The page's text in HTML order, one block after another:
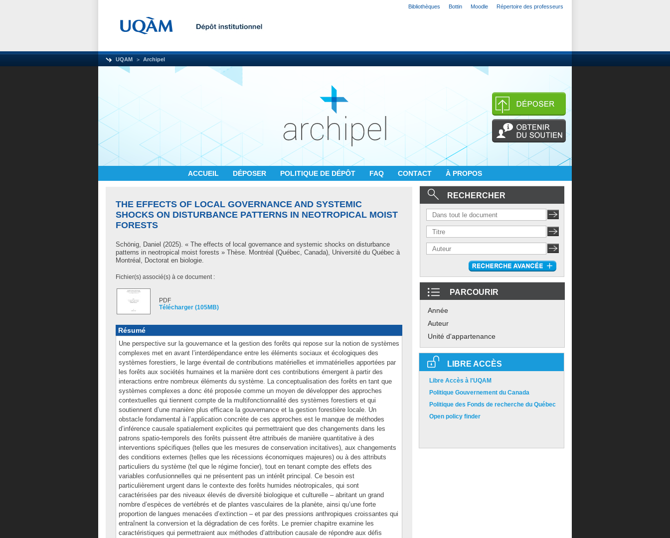
Bibliothèques Bottin Moodle Répertoire des professeurs
UQAM Archipel
ACCUEIL DÉPOSER POLITIQUE DE DÉPÔT FAQ CONTACT À PROPOS
THE EFFECTS OF LOCAL GOVERNANCE AND SYSTEMIC
SHOCKS ON DISTURBANCE PATTERNS IN NEOTROPICAL MOIST
FORESTS
Schönig, Daniel (2025). « The effects of local governance and systemic shocks on disturbance
patterns in neotropical moist forests » Thèse. Montréal (Québec, Canada), Université du Québec à
Montréal, Doctorat en biologie.
Fichier(s) associé(s) à ce document :
PDF
Télécharger (105MB)
Résumé
Une perspective sur la gouvernance et la gestion des forêts qui repose sur la notion de systèmes
complexes met en avant l’interdépendance entre les éléments sociaux et écologiques des
systèmes forestiers, le large éventail de contributions matérielles et immatérielles apportées par
les forêts aux sociétés humaines et la manière dont ces contributions émergent à partir des
interactions entre nombreux éléments du système. La conceptualisation des forêts en tant que
systèmes complexes a donc été proposée comme un moyen de développer des approches
contextuelles qui tiennent compte de la multifonctionnalité des systèmes forestiers et qui
soutiennent d’une manière plus efficace la gouvernance et la gestion forestière locale. Un
obstacle fondamental à l’application concrète de ces approches est le manque de méthodes
d’inférence causale spatialement explicites qui permettraient que des changements dans les
patrons spatio-temporels des forêts puissent être attribués de manière quantitative à des
interventions spécifiques (telles que les mesures de conservation incitatives), aux changements
des conditions externes (telles que les récessions économiques majeures) ou à des attributs
particuliers du système (tel que le régime foncier), tout en tenant compte des effets des
variables confusionnelles qui ne présentent pas un intérêt principal. Ce besoin est
particulièrement urgent dans le contexte des forêts humides néotropicales, qui sont
caractérisées par des niveaux élevés de diversité biologique et culturelle – abritant un grand
nombre d’espèces de vertébrés et de plantes vasculaires de la planète, ainsi qu’une forte
proportion de langues menacées d’extinction – et par des pressions anthropiques croissantes qui
entraînent la conversion et la dégradation de ces forêts. Le premier chapitre examine les
caractéristiques qui permettraient aux méthodes d’attribution causale de répondre aux défis
RECHERCHER
PARCOURIR
Année
Auteur
Unité d'appartenance
LIBRE ACCÈS
Libre Accès à l'UQAM
Politique Gouvernement du Canada
Politique des Fonds de recherche du Québec
Open policy finder